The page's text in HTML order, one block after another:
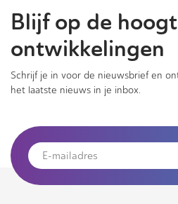
Blijf op de
ontwikkelingen
Schrijf je in voor de nieuwsbrief en
het laatste nieuws in je inbox.